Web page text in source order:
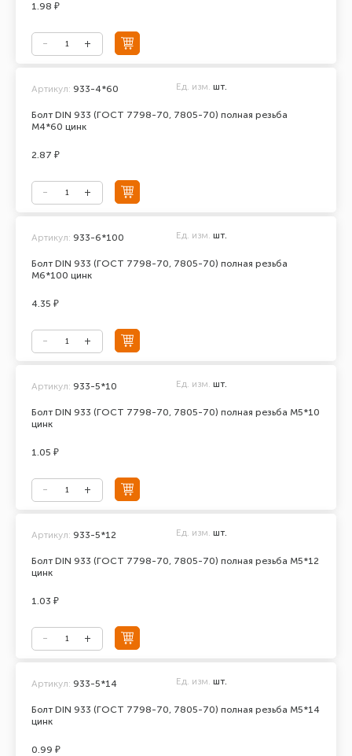
1.98 ₽
Болт DIN 933 (ГОСТ 7798-70, 7805-70) полная резьба
М4*60 цинк
Артикул: 933-4*60 Ед. изм. шт.
2.87 ₽
Болт DIN 933 (ГОСТ 7798-70, 7805-70) полная резьба
М6*100 цинк
Артикул: 933-6*100 Ед. изм. шт.
4.35 ₽
Болт DIN 933 (ГОСТ 7798-70, 7805-70) полная резьба М5*10
цинк
Артикул: 933-5*10 Ед. изм. шт.
1.05 ₽
Болт DIN 933 (ГОСТ 7798-70, 7805-70) полная резьба М5*12
цинк
Артикул: 933-5*12 Ед. изм. шт.
1.03 ₽
Болт DIN 933 (ГОСТ 7798-70, 7805-70) полная резьба М5*14
цинк
Артикул: 933-5*14 Ед. изм. шт.
0.99 ₽